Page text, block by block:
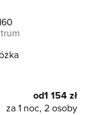
od1 154 zł
za 1 noc, 2 osoby